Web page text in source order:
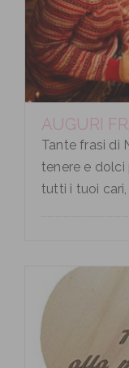
AUGURI
Tante frasi di
tenere e dolci
tutti i tuoi cari,